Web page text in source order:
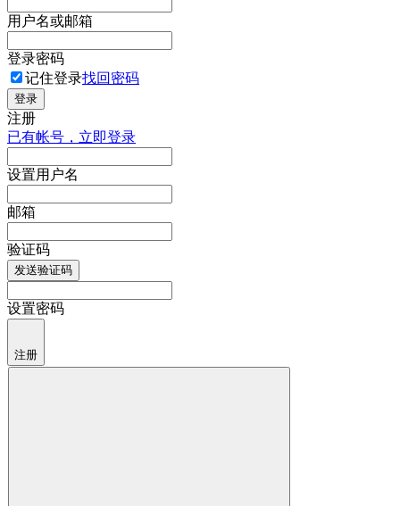
用户名或邮箱
登录密码
记住登录找回密码
登录
注册
已有帐号，立即登录
设置用户名
邮箱
验证码
发送验证码
设置密码
注册